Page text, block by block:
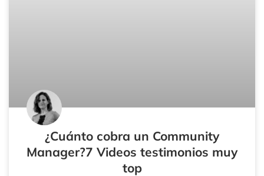
¿Cuánto cobra un Community
Manager?7 Videos testimonios muy
top